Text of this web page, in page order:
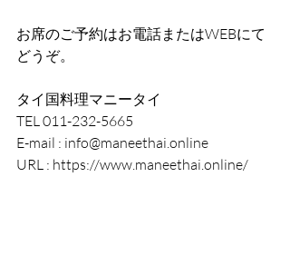
お席のご予約はお電話またはWEBにて
どうぞ。
タイ国料理マニータイ
TEL 011-232-5665
E-mail : info@maneethai.online
URL : https://www.maneethai.online/